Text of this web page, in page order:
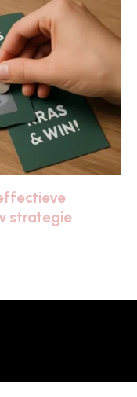
strategie